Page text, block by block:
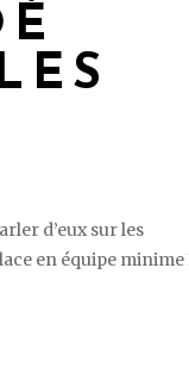
d’eux sur les
en équipe minime